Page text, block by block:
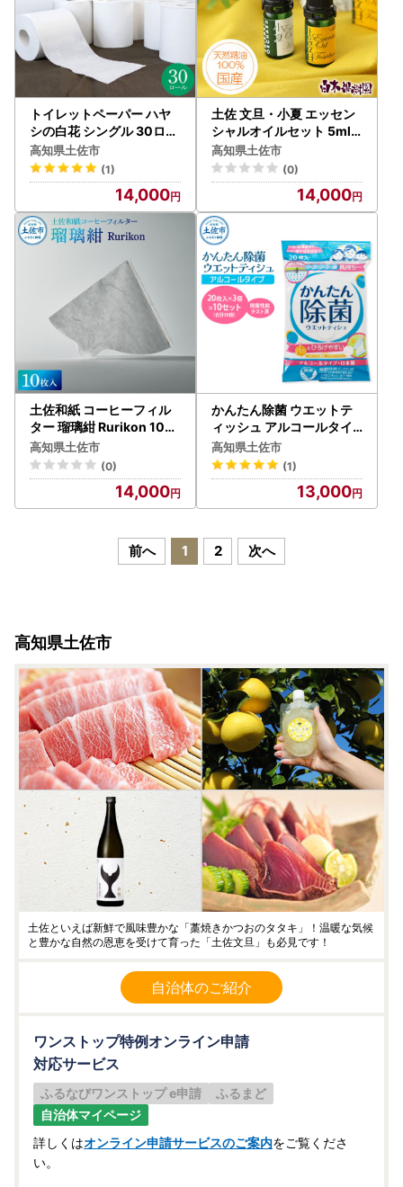
トイレットペーパー ハヤ
シの白花 シングル 30ロー
ル入り 高知県土佐市 【ハ
ヤシ商事株式会社】 [BQA
D003]
高知県土佐市
(1)
14,000
土佐 文旦・小夏 エッセン
シャルオイルセット 5ml×
各1本 高知県土佐市 【株式
会社SHIRAKI】 [BQAI053
]
高知県土佐市
(0)
14,000
土佐和紙 コーヒーフィル
ター 瑠璃紺 Rurikon 10枚
入り（1〜4杯分用 ） 高知
県土佐市 【株式会社イノ
ウエ】 [BQCP001]
高知県土佐市
(0)
14,000
かんたん除菌 ウエットテ
ィッシュ アルコールタイ
プ 20枚入り×3P×10セッ
ト(合計30個) 高知県土佐
市 【テンポイント株式会
社】 [BQBI001]
高知県土佐市
(1)
13,000
前へ 1 2 次へ
高知県土佐市
土佐といえば新鮮で風味豊かな「藁焼きかつおのタタキ」！温暖な気候
と豊かな自然の恩恵を受けて育った「土佐文旦」も必見です！
自治体のご紹介
ワンストップ特例オンライン申請
対応サービス
ふるなびワンストップ e申請
ふるまど
自治体マイページ
詳しくはオンライン申請サービスのご案内をご覧くださ
い。